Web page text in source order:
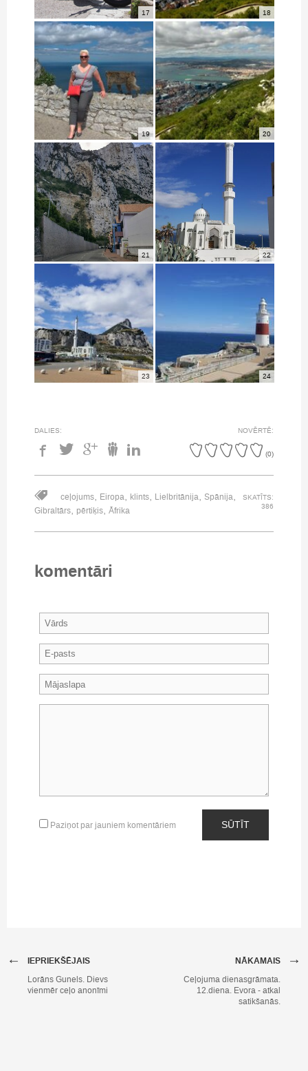
17 18
19 20
21 22
23 24
DALIES: NOVĒRTĒ:
(0)
ceļojums, Eiropa, klints, Lielbritānija, Spānija,
Gibraltārs, pērtiķis, Āfrika
SKATĪTS:
386
komentāri
Paziņot par jauniem komentāriem SŪTĪT
IEPRIEKŠĒJAIS
←
Lorāns Gunels. Dievs
vienmēr ceļo anonīmi
NĀKAMAIS →
Ceļojuma dienasgrāmata.
12.diena. Evora - atkal
satikšanās.